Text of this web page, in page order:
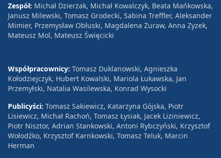
Zespół: Michał Dzierżak, Michał Kowalczyk, Beata Mańkowska,
Janusz Milewski, Tomasz Grodecki, Sabina Treffler, Aleksander
Mimier, Przemysław Obłuski, Magdalena Żuraw, Anna Zyzek,
Mateusz Mol, Mateusz Święcicki
Współpracownicy: Tomasz Duklanowski, Agnieszka
Kołodziejczyk, Hubert Kowalski, Mariola Łukawska, Jan
Przemyłski, Natalia Wasilewska, Konrad Wysocki
Publicyści: Tomasz Sakiewicz, Katarzyna Gójska, Piotr
Lisiewicz, Michał Rachoń, Tomasz Łysiak, Jacek Liziniewicz,
Piotr Nisztor, Adrian Stankowski, Antoni Rybczyński, Krzysztof
Wołodźko, Krzysztof Karnkowski, Tomasz Teluk, Marcin
Herman